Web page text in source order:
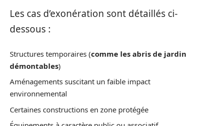
Les cas d’exonération sont détaillés ci-
dessous :
Structures temporaires (comme les abris de jardin
démontables)
Aménagements suscitant un faible impact
environnemental
Certaines constructions en zone protégée